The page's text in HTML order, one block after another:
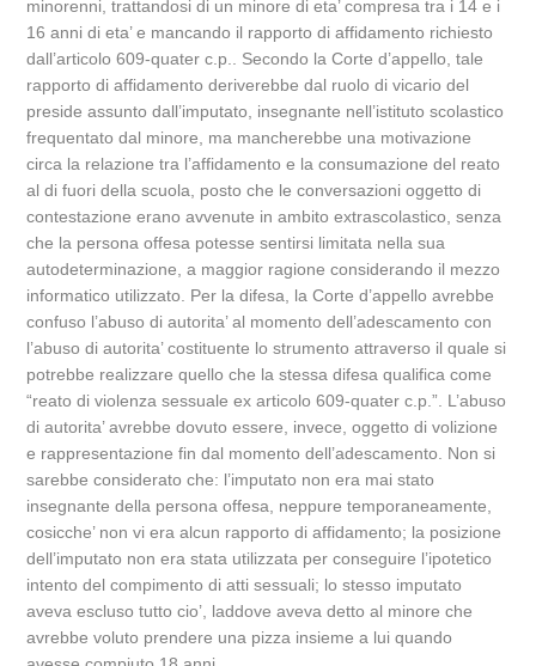
minorenni, trattandosi di un minore di eta’ compresa tra i 14 e i
16 anni di eta’ e mancando il rapporto di affidamento richiesto
dall’articolo 609-quater c.p.. Secondo la Corte d’appello, tale
rapporto di affidamento deriverebbe dal ruolo di vicario del
preside assunto dall’imputato, insegnante nell’istituto scolastico
frequentato dal minore, ma mancherebbe una motivazione
circa la relazione tra l’affidamento e la consumazione del reato
al di fuori della scuola, posto che le conversazioni oggetto di
contestazione erano avvenute in ambito extrascolastico, senza
che la persona offesa potesse sentirsi limitata nella sua
autodeterminazione, a maggior ragione considerando il mezzo
informatico utilizzato. Per la difesa, la Corte d’appello avrebbe
confuso l’abuso di autorita’ al momento dell’adescamento con
l’abuso di autorita’ costituente lo strumento attraverso il quale si
potrebbe realizzare quello che la stessa difesa qualifica come
“reato di violenza sessuale ex articolo 609-quater c.p.”. L’abuso
di autorita’ avrebbe dovuto essere, invece, oggetto di volizione
e rappresentazione fin dal momento dell’adescamento. Non si
sarebbe considerato che: l’imputato non era mai stato
insegnante della persona offesa, neppure temporaneamente,
cosicche’ non vi era alcun rapporto di affidamento; la posizione
dell’imputato non era stata utilizzata per conseguire l’ipotetico
intento del compimento di atti sessuali; lo stesso imputato
aveva escluso tutto cio’, laddove aveva detto al minore che
avrebbe voluto prendere una pizza insieme a lui quando